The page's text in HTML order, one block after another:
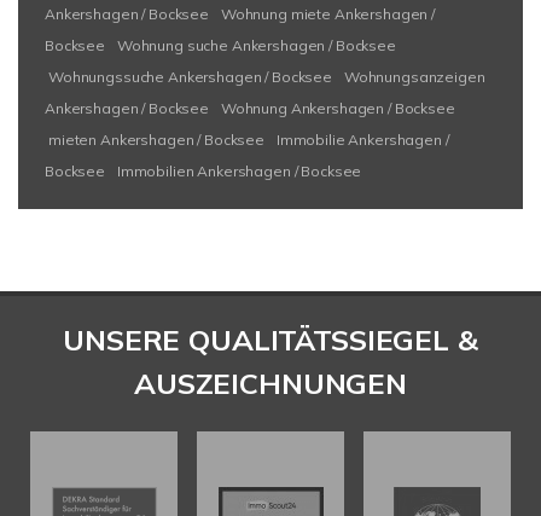
Ankershagen / Bocksee
Wohnung miete Ankershagen /
Bocksee
Wohnung suche Ankershagen / Bocksee
Wohnungssuche Ankershagen / Bocksee
Wohnungsanzeigen
Ankershagen / Bocksee
Wohnung Ankershagen / Bocksee
mieten Ankershagen / Bocksee
Immobilie Ankershagen /
Bocksee
Immobilien Ankershagen / Bocksee
UNSERE QUALITÄTSSIEGEL &
AUSZEICHNUNGEN